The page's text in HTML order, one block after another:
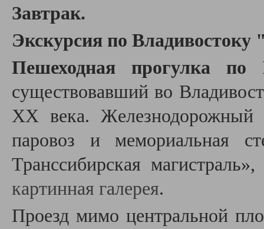
Завтрак.
Экскурсия по Владивостоку
Пешеходная прогулка по
существовавший во
XX века. Ж
паровоз и мемориальная
Транссибирская
картинная галерея.
Проезд мимо центральной